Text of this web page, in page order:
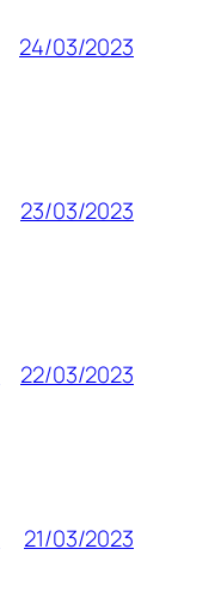
24/03/2023
23/03/2023
22/03/2023
21/03/2023